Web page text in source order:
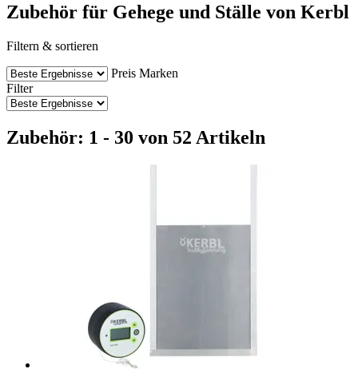
Zubehör für Gehege und Ställe von Kerbl
Filtern & sortieren
Preis Marken
Filter
Zubehör: 1 - 30 von 52 Artikeln